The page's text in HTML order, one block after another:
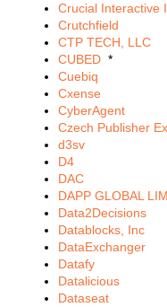
Crucial Interactive
Crutchfield
CTP TECH, LLC
CUBED *
Cuebiq
Cxense
CyberAgent
Czech Publisher
d3sv
D4
DAC
DAPP GLOBAL
Data2Decisions
Datablocks, Inc
DataExchanger
Datafy
Datalicious
Dataseat